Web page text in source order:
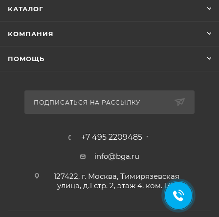
КАТАЛОГ
КОМПАНИЯ
ПОМОЩЬ
ПОДПИСАТЬСЯ НА РАССЫЛКУ
+7 495 2209485
info@bga.ru
127422, г. Москва, Тимирязевская
улица, д.1 стр. 2, этаж 4, ком. 13В